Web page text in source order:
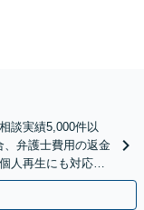
談実績5,000件以
、弁護士費用の返金
人再生にも対応
可】